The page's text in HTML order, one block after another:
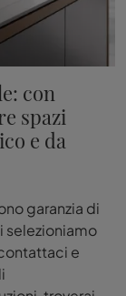
con
spazi
e da
garanzia di
selezioniamo
e